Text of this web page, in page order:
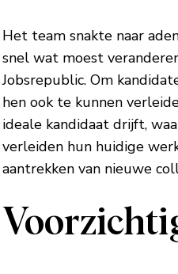
Het team snakte naar
snel wat moest
Jobsrepublic. Om
hen ook te kunnen
ideale kandidaat drijft,
verleiden hun huidige
aantrekken van nieuwe